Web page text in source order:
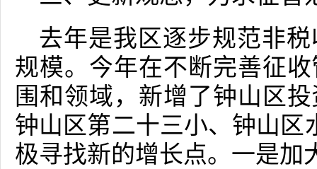
去年是我区逐步规范非
规模。今年在不断完善征
围和领域，新增了钟山区
钟山区第二十三小、钟山区
极寻找新的增长点。一是加